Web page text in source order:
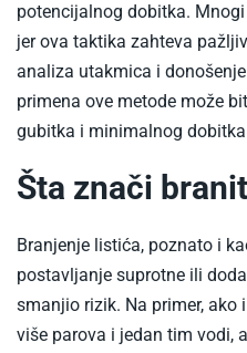
potencijalnog dobitka.
jer ova taktika zahteva
analiza utakmica i
primena ove metode može
gubitka i minimalnog
Šta znači
Branjenje listića, poznato i
postavljanje suprotne ili
smanjio rizik. Na primer,
više parova i jedan tim vodi,